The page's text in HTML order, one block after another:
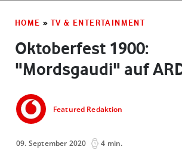
HOME » TV & ENTERTAINMENT
Oktoberfest 1900:
"Mordsgaudi" auf
Featured Redaktion
09. September 2020 4 min.